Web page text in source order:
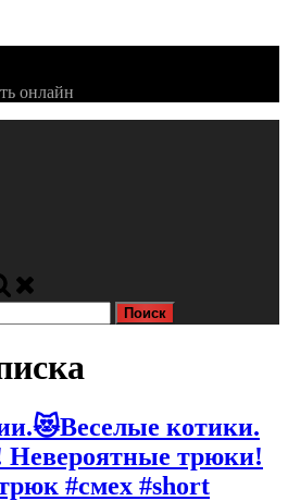
онлайн
котики.
трюки!
#смех #short